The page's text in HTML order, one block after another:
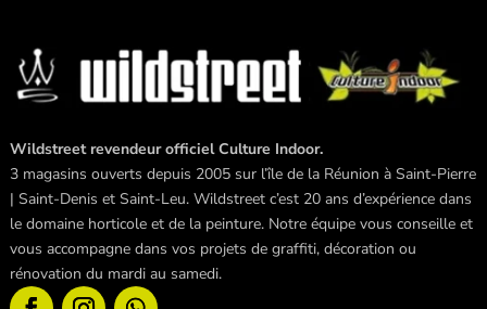
Wildstreet revendeur officiel Culture Indoor.
3 magasins ouverts depuis 2005 sur l’île de la Réunion à Saint-Pierre
| Saint-Denis et Saint-Leu. Wildstreet c’est 20 ans d’expérience dans
le domaine horticole et de la peinture. Notre équipe vous conseille et
vous accompagne dans vos projets de graffiti, décoration ou
rénovation du mardi au samedi.